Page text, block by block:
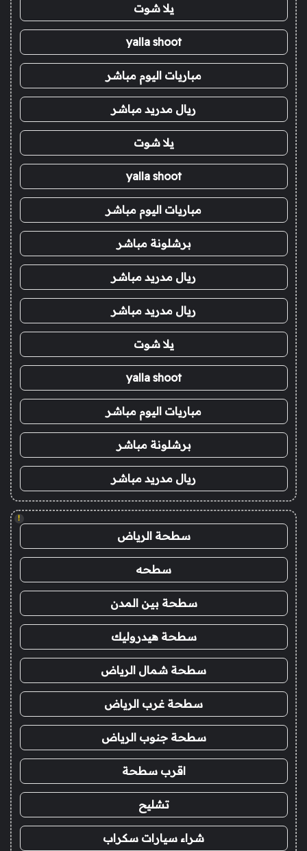
يلا شوت
yalla shoot
مباريات اليوم مباشر
ريال مدريد مباشر
يلا شوت
yalla shoot
مباريات اليوم مباشر
برشلونة مباشر
ريال مدريد مباشر
ريال مدريد مباشر
يلا شوت
yalla shoot
مباريات اليوم مباشر
برشلونة مباشر
ريال مدريد مباشر
!
سطحة الرياض
سطحه
سطحة بين المدن
سطحة هيدروليك
سطحة شمال الرياض
سطحة غرب الرياض
سطحة جنوب الرياض
اقرب سطحة
تشليح
شراء سيارات سكراب